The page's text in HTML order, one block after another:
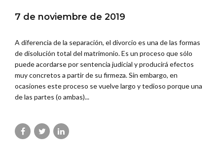
7 de noviembre de 2019
A diferencia de la separación, el divorcio es una de las formas
de disolución total del matrimonio. Es un proceso que sólo
puede acordarse por sentencia judicial y producirá efectos
muy concretos a partir de su firmeza. Sin embargo, en
ocasiones este proceso se vuelve largo y tedioso porque una
de las partes (o ambas)...